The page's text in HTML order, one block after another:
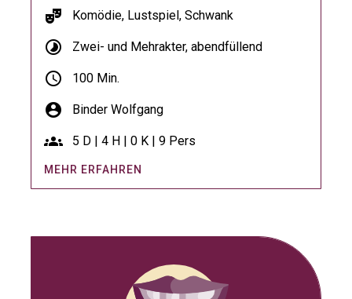
theater_comedy Komödie, Lustspiel, Schwank
timelapse Zwei- und Mehrakter, abendfüllend
schedule 100 Min.
account_circle Binder Wolfgang
groups 5 D | 4 H | 0 K | 9 Pers
MEHR ERFAHREN